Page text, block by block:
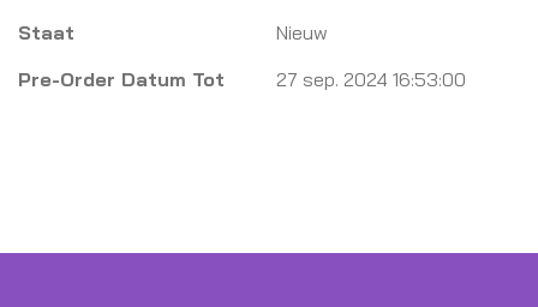
Staat
Nieuw
Pre-Order Datum Tot
27 sep. 2024 16:53:00